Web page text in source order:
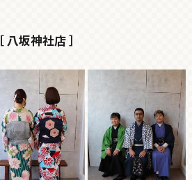
［ 八坂神社店 ］